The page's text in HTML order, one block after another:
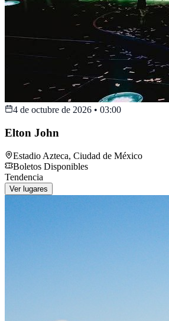
4 de octubre de 2026 • 03:00
Elton John
Estadio Azteca, Ciudad de México
Boletos Disponibles
Tendencia
Ver lugares